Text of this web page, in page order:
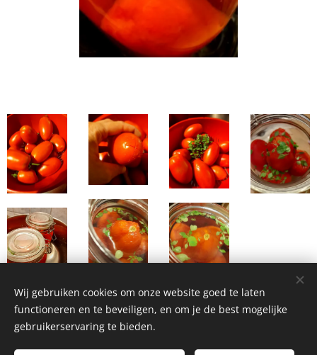
Homemade Homegrown by Bianca ©2026
Wij gebruiken cookies om onze website goed te laten
functioneren en te beveiligen, en om je de best mogelijke
gebruikerservaring te bieden.